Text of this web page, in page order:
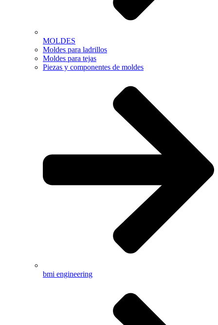
MOLDES
Moldes para ladrillos
Moldes para tejas
Piezas y componentes de moldes
bmi engineering